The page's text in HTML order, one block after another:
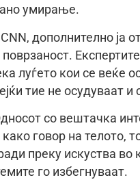
умирање.
дополнително ја
луѓето кои се веќе
тие не осудуваат и
со вештачка
говор на телото,
преку искуства во
го избегнуваат.